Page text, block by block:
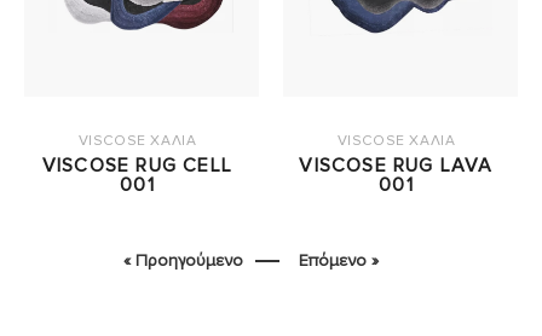
VISCOSE ΧΑΛΙΑ
VISCOSE RUG CELL
001
VISCOSE ΧΑΛΙΑ
VISCOSE RUG LAVA
001
« Προηγούμενο Επόμενο »